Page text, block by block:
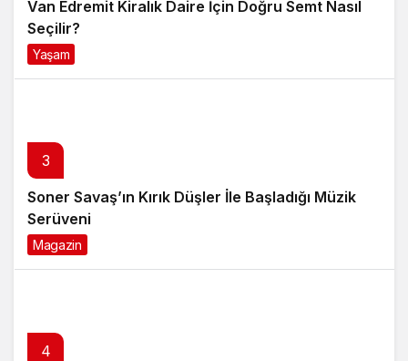
Van Edremit Kiralık Daire İçin Doğru Semt Nasıl
Seçilir?
Yaşam
3
Soner Savaş’ın Kırık Düşler İle Başladığı Müzik
Serüveni
Magazin
4